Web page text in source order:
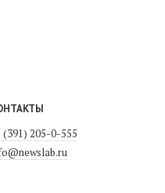
(391) 205-0-555